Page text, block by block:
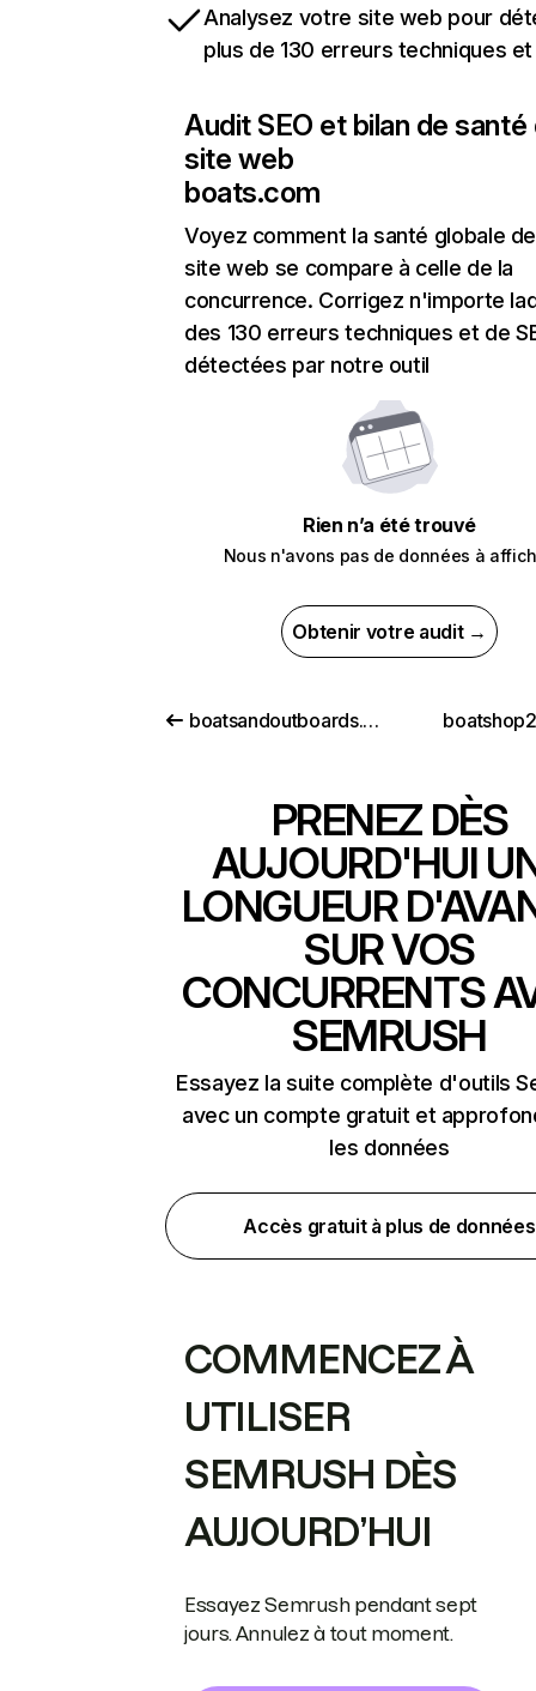
Analysez votre site web pour
plus de 130 erreurs techniques et
Audit SEO et bilan de santé
site web
boats.com
Voyez comment la santé globale
site web se compare à celle de la
concurrence. Corrigez n'importe
des 130 erreurs techniques et de
détectées par notre outil
Rien n’a été trouvé
Nous n'avons pas de données à
Obtenir votre audit →
boatsandoutboards.co.uk
PRENEZ DÈS
AUJOURD'HUI
LONGUEUR
SUR VOS
CONCURRENTS
SEMRUSH
Essayez la suite complète d'outils
avec un compte gratuit et
les données
Accès gratuit à plus de données
COMMENCEZ À
UTILISER
SEMRUSH DÈS
AUJOURD’HUI
Essayez Semrush pendant sept
jours. Annulez à tout moment.